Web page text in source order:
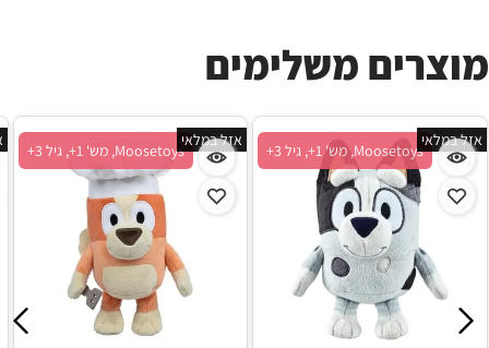
מוצרים משלימים
Moosetoys, מש' 1+, גיל 3+
אזל במלאי
Moosetoys, מש' 1+, גיל 3+
אזל במלאי